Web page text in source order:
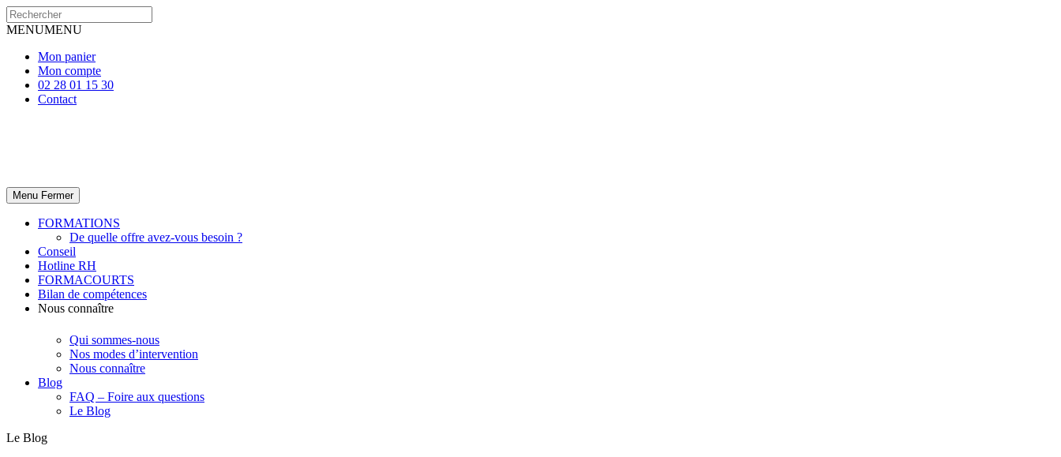
MENUMENU
Mon panier
Mon compte
02 28 01 15 30
Contact
Menu Fermer
FORMATIONS
De quelle offre avez-vous besoin ?
Conseil
Hotline RH
FORMACOURTS
Bilan de compétences
Nous connaître
Qui sommes-nous
Nos modes d’intervention
Nous connaître
Blog
FAQ – Foire aux questions
Le Blog
Le Blog